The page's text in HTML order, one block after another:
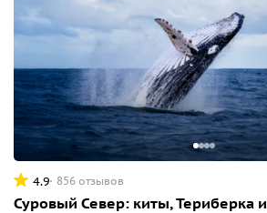
4.9 856 отзывов
Суровый Север: киты, Териберка и